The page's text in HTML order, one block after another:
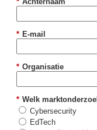
* E-mail
* Organisatie
* Welk
Cybersecurity
EdTech